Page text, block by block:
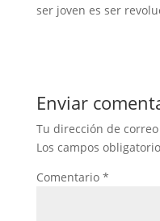
ser joven es ser
Enviar
Tu dirección de
Los campos
Comentario *